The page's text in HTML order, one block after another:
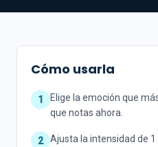
Cómo usarla
1
Elige la emoción que
que notas ahora.
2
Ajusta la intensidad de 1